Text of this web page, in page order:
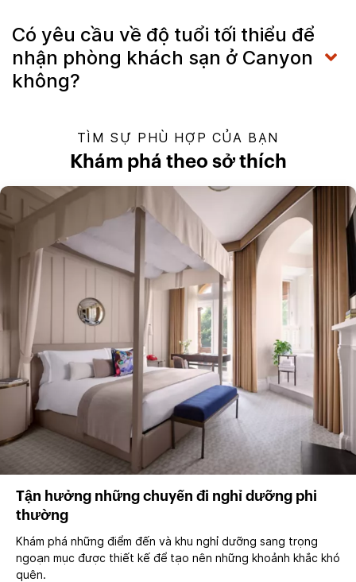
Có yêu cầu về độ tuổi tối thiểu để
nhận phòng khách sạn ở Canyon
không?
TÌM SỰ PHÙ HỢP CỦA BẠN
Khám phá theo sở thích
Tận hưởng những chuyến đi nghỉ dưỡng phi
thường
Khám phá những điểm đến và khu nghỉ dưỡng sang trọng
ngoạn mục được thiết kế để tạo nên những khoảnh khắc khó
quên.